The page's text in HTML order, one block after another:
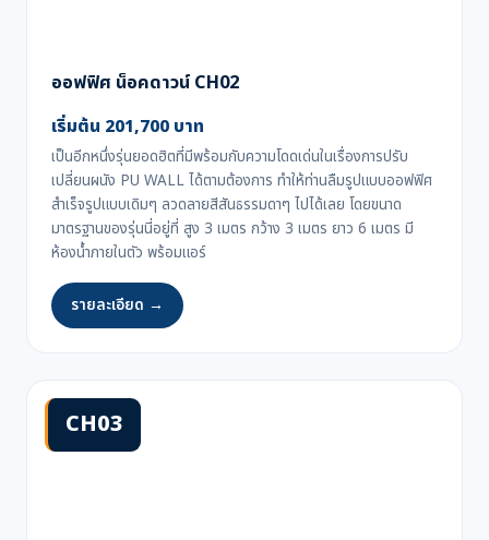
ออฟฟิศ น็อคดาวน์ CH02
เริ่มต้น 201,700 บาท
เป็นอีกหนึ่งรุ่นยอดฮิตที่มีพร้อมกับความโดดเด่นในเรื่องการปรับ
เปลี่ยนผนัง PU WALL ได้ตามต้องการ ทำให้ท่านลืมรูปแบบออฟฟิศ
สำเร็จรูปแบบเดิมๆ ลวดลายสีสันธรรมดาๆ ไปได้เลย โดยขนาด
มาตรฐานของรุ่นนี่อยู่ที่ สูง 3 เมตร กว้าง 3 เมตร ยาว 6 เมตร มี
ห้องน้ำภายในตัว พร้อมแอร์
รายละเอียด →
CH03